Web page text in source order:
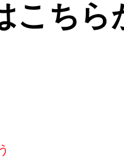
こちら